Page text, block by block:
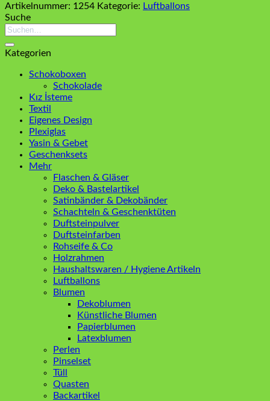
Artikelnummer: 1254 Kategorie: Luftballons
Suche
Suchen
Kategorien
Schokoboxen
Schokolade
Kız İsteme
Textil
Eigenes Design
Plexiglas
Yasin & Gebet
Geschenksets
Mehr
Flaschen & Gläser
Deko & Bastelartikel
Satinbänder & Dekobänder
Schachteln & Geschenktüten
Duftsteinpulver
Duftsteinfarben
Rohseife & Co
Holzrahmen
Haushaltswaren / Hygiene Artikeln
Luftballons
Blumen
Dekoblumen
Künstliche Blumen
Papierblumen
Latexblumen
Perlen
Pinselset
Tüll
Quasten
Backartikel